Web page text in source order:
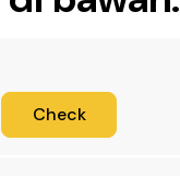
Check